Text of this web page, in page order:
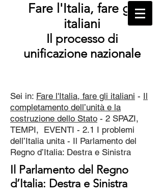
Fare l'Italia, fare gli
italiani
Il processo di
unificazione nazionale
Sei in: Fare l'Italia, fare gli italiani - Il
completamento dell’unità e la
costruzione dello Stato - 2 SPAZI,
TEMPI, EVENTI - 2.1 I problemi
dell’Italia unita - Il Parlamento del
Regno d’Italia: Destra e Sinistra
Il Parlamento del Regno
d’Italia: Destra e Sinistra